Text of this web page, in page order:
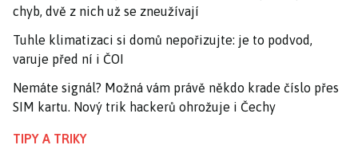
chyb, dvě z nich už se zneužívají
Tuhle klimatizaci si domů nepořizujte: je to podvod,
varuje před ní i ČOI
Nemáte signál? Možná vám právě někdo krade číslo přes
SIM kartu. Nový trik hackerů ohrožuje i Čechy
TIPY A TRIKY